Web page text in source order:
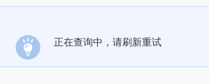
正在查询中，请刷新重试